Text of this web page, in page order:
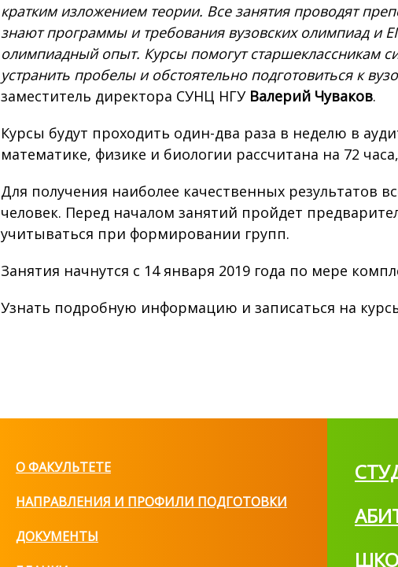
кратким изложением теории. Все занятия проводят
знают программы и требования вузовских олимпиад
олимпиадный опыт. Курсы помогут старшеклассникам
устранить пробелы и обстоятельно подготовиться к
заместитель директора СУНЦ НГУ Валерий Чуваков.
Курсы будут проходить один-два раза в неделю в
математике, физике и биологии рассчитана на 72
Для получения наиболее качественных результатов
человек. Перед началом занятий пройдет
учитываться при формировании групп.
Занятия начнутся с 14 января 2019 года по мере
Узнать подробную информацию и записаться на
О ФАКУЛЬТЕТЕ
НАПРАВЛЕНИЯ И ПРОФИЛИ ПОДГОТОВКИ
ДОКУМЕНТЫ